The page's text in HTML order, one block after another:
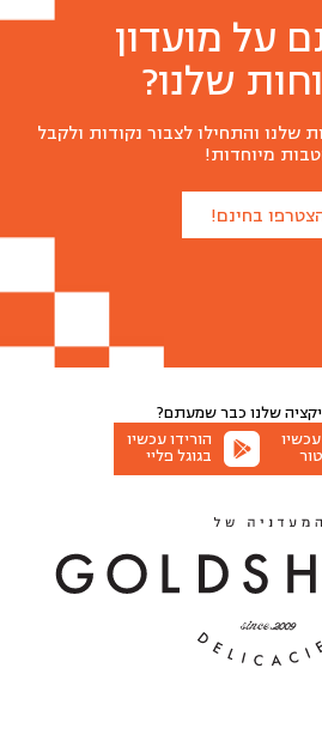
על מועדון
שלנו?
שלנו והתחילו לצבור נקודות ולקבל
מיוחדות!
בחינם!
שלנו כבר שמעתם?
עכשיו
הורידו עכשיו
בגוגל פליי